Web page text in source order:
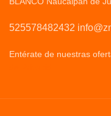
525578482432
Entérate de nuestras